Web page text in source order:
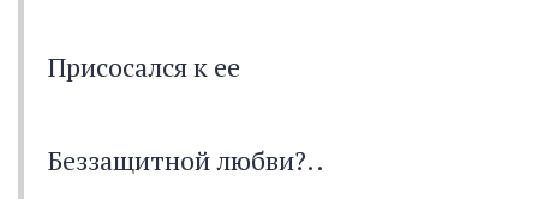
Присосался к ее
Беззащитной любви?..